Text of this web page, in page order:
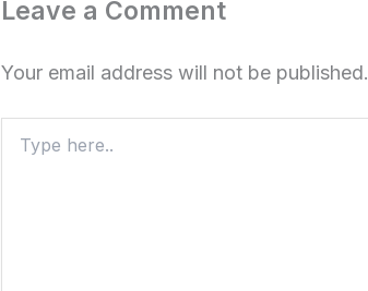
Leave a Comment
Your email address will not be published.
here..